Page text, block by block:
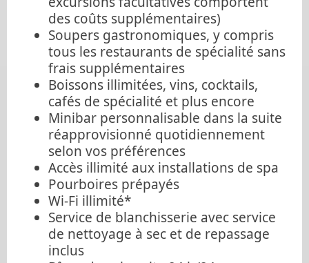
des coûts supplémentaires)
Soupers gastronomiques, y compris
tous les restaurants de spécialité sans
frais supplémentaires
Boissons illimitées, vins, cocktails,
cafés de spécialité et plus encore
Minibar personnalisable dans la suite
réapprovisionné quotidiennement
selon vos préférences
Accès illimité aux installations de spa
Pourboires prépayés
Wi-Fi illimité*
Service de blanchisserie avec service
de nettoyage à sec et de repassage
inclus